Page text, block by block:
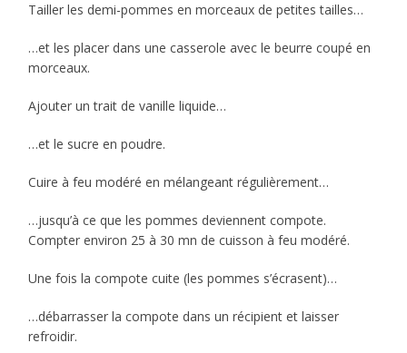
Tailler les demi-pommes en morceaux de petites tailles…
…et les placer dans une casserole avec le beurre coupé en
morceaux.
Ajouter un trait de vanille liquide…
…et le sucre en poudre.
Cuire à feu modéré en mélangeant régulièrement…
…jusqu’à ce que les pommes deviennent compote.
Compter environ 25 à 30 mn de cuisson à feu modéré.
Une fois la compote cuite (les pommes s’écrasent)…
…débarrasser la compote dans un récipient et laisser
refroidir.